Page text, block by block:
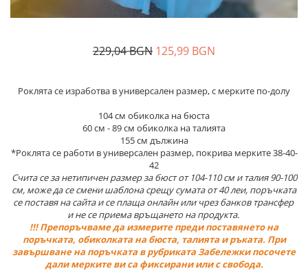
229,04 BGN 125,99 BGN
Роклята се изработва в универсален размер, с мерките по-долу
104 см обиколка на бюста
60 см - 89 см обиколка на талията
155 см дължина
*Роклята се работи в универсален размер, покрива мерките 38-40-
42
Счита се за нетипичен размер за бюст от 104-110 см и талия 90-100
см, може да се смени шаблона срещу сумата от 40 леи, поръчката
се поставя на сайта и се плаща онлайн или чрез банков трансфер
и не се приема връщането на продукта.
!!! Препоръчваме да измерите преди поставянето на
поръчката, обиколката на бюста, талията и ръката. При
завършване на поръчката в рубриката Забележки посочете
дали мерките ви са фиксирани или с свобода.